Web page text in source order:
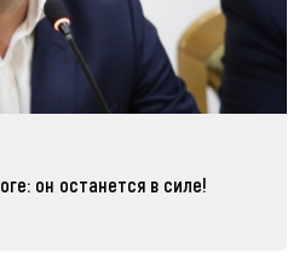
он останется в силе!